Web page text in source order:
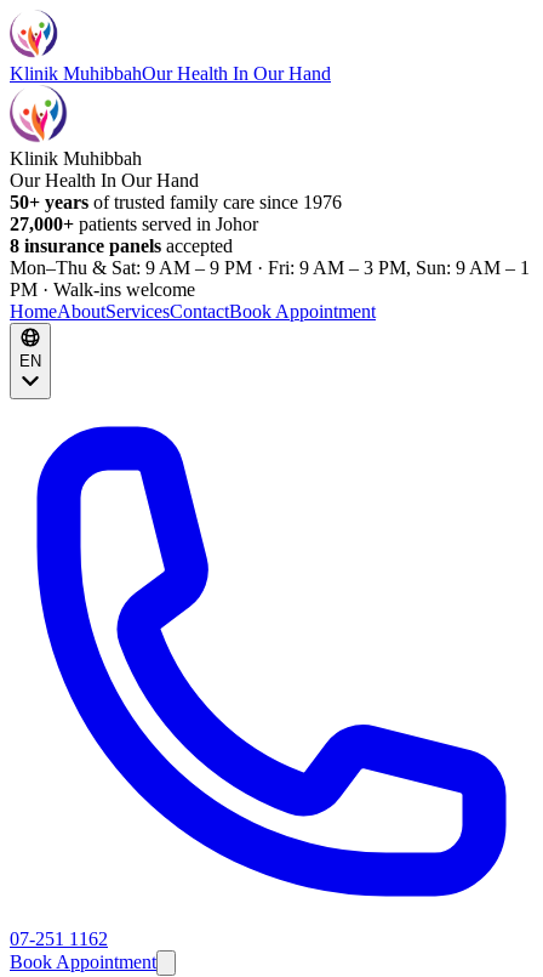
Klinik MuhibbahOur Health In Our Hand
Klinik Muhibbah
Our Health In Our Hand
50+ years of trusted family care since 1976
27,000+ patients served in Johor
8 insurance panels accepted
Mon–Thu & Sat: 9 AM – 9 PM · Fri: 9 AM – 3 PM, Sun: 9 AM – 1
PM · Walk-ins welcome
HomeAboutServicesContactBook Appointment
EN
07-251 1162
Book Appointment